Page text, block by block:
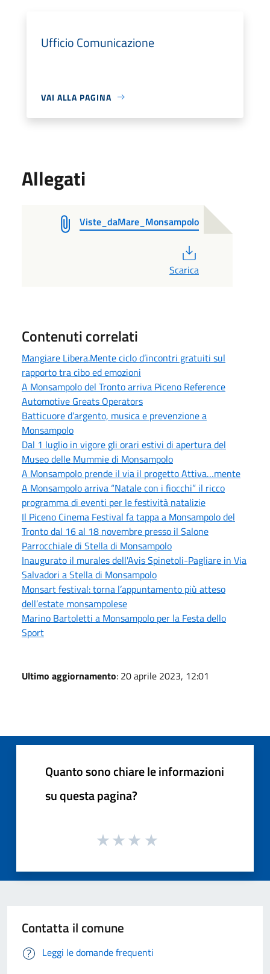
Ufficio Comunicazione
VAI ALLA PAGINA
Allegati
Viste_daMare_Monsampolo
Scarica
Contenuti correlati
Mangiare Libera.Mente ciclo d’incontri gratuiti sul
rapporto tra cibo ed emozioni
A Monsampolo del Tronto arriva Piceno Reference
Automotive Greats Operators
Batticuore d’argento, musica e prevenzione a
Monsampolo
Dal 1 luglio in vigore gli orari estivi di apertura del
Museo delle Mummie di Monsampolo
A Monsampolo prende il via il progetto Attiva…mente
A Monsampolo arriva “Natale con i fiocchi” il ricco
programma di eventi per le festività natalizie
Il Piceno Cinema Festival fa tappa a Monsampolo del
Tronto dal 16 al 18 novembre presso il Salone
Parrocchiale di Stella di Monsampolo
Inaugurato il murales dell'Avis Spinetoli-Pagliare in Via
Salvadori a Stella di Monsampolo
Monsart festival: torna l’appuntamento più atteso
dell’estate monsampolese
Marino Bartoletti a Monsampolo per la Festa dello
Sport
Ultimo aggiornamento: 20 aprile 2023, 12:01
Quanto sono chiare le informazioni
su questa pagina?
Contatta il comune
Leggi le domande frequenti